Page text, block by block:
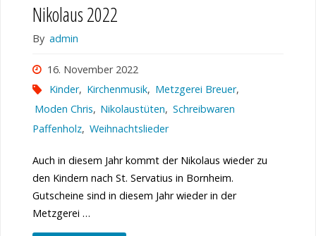
Nikolaus 2022
By admin
16. November 2022
Kinder, Kirchenmusik, Metzgerei Breuer,
Moden Chris, Nikolaustüten, Schreibwaren
Paffenholz, Weihnachtslieder
Auch in diesem Jahr kommt der Nikolaus wieder zu
den Kindern nach St. Servatius in Bornheim.
Gutscheine sind in diesem Jahr wieder in der
Metzgerei …